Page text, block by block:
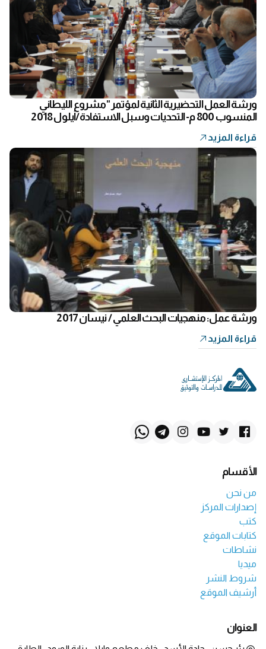
ورشة العمل التحضيرية الثانية لمؤتمر "مشروع الليطاني
المنسوب 800 م- التحديات وسبل الاستفادة/أيلول 2018
قراءة المزيد
ورشة عمل: منهجيات البحث العلمي / نيسان 2017
قراءة المزيد
الأقسام
من نحن
إصدارات المركز
كتب
كتابات الموقع
نشاطات
ميديا
شروط النشر
أرشيف الموقع
العنوان